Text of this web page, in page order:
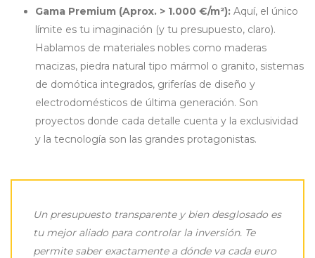
Gama Premium (Aprox. > 1.000 €/m²): Aquí, el único
límite es tu imaginación (y tu presupuesto, claro).
Hablamos de materiales nobles como maderas
macizas, piedra natural tipo mármol o granito, sistemas
de domótica integrados, griferías de diseño y
electrodomésticos de última generación. Son
proyectos donde cada detalle cuenta y la exclusividad
y la tecnología son las grandes protagonistas.
Un presupuesto transparente y bien desglosado es
tu mejor aliado para controlar la inversión. Te
permite saber exactamente a dónde va cada euro